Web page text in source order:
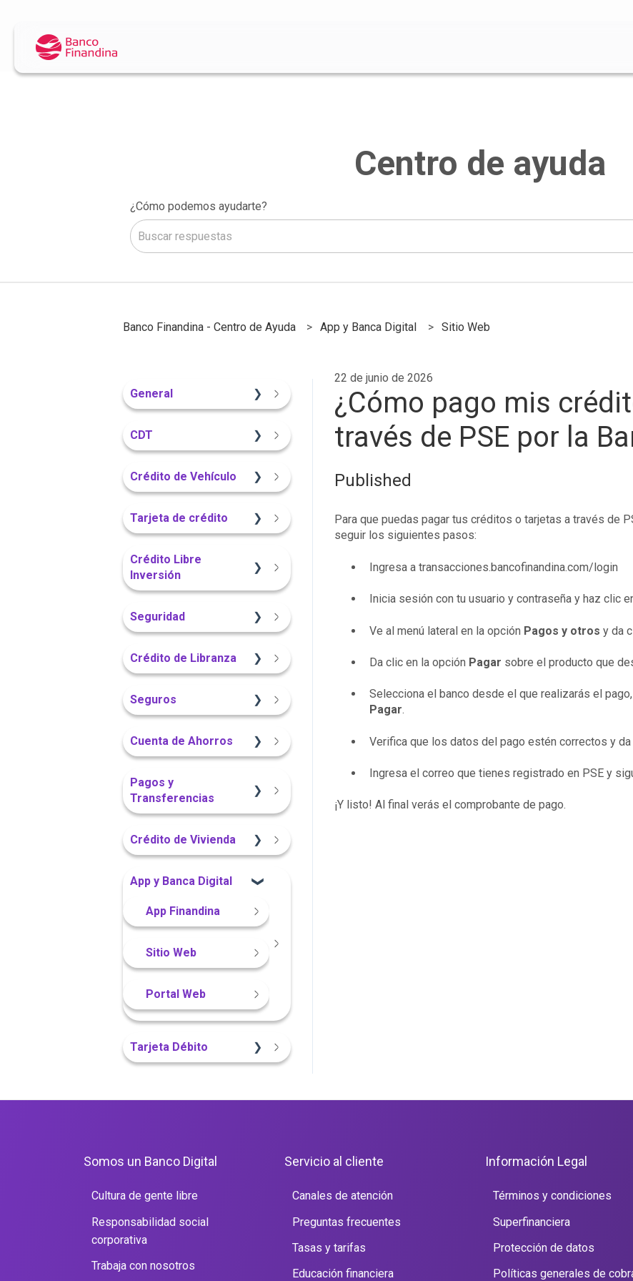
¿Cómo podemos ayudarte?
Banco Finandina - Centro de Ayuda App y Banca Digital Sitio Web
22 de junio de 2026
¿Cómo pago mis
través de PSE por la
Published
Para que puedas pagar tus créditos o tarjetas a través de
seguir los siguientes pasos:
Ingresa a transacciones.bancofinandina.com/login
Inicia sesión con tu usuario y contraseña y haz clic
Ve al menú lateral en la opción Pagos y otros y da
Da clic en la opción Pagar sobre el producto que
Selecciona el banco desde el que realizarás el
Pagar.
Verifica que los datos del pago estén correctos y da
Ingresa el correo que tienes registrado en PSE y
¡Y listo! Al final verás el comprobante de pago.
General
CDT
Crédito de Vehículo
Portal Web
App Finandina
Tarjeta de crédito
App Finandina
Información General
Portal Web
Crédito Libre
Inversión
Seguridad
Crédito de Libranza
Seguros
Cuenta de Ahorros
App Finandina
Información General
Pagos y
Transferencias
Sitio Web
Crédito de Vivienda
Portal Web
App y Banca Digital
App Finandina
Sitio Web
Portal Web
Tarjeta Débito
Somos un Banco Digital
Cultura de gente libre
Responsabilidad social
corporativa
Trabaja con nosotros
Servicio al cliente
Canales de atención
Preguntas frecuentes
Tasas y tarifas
Educación financiera
Información Legal
Términos y condiciones
Superfinanciera
Protección de datos
Políticas generales de